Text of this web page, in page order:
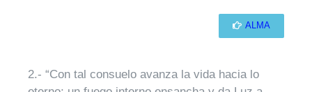
ALMA
2.- “Con tal consuelo avanza la vida hacia lo